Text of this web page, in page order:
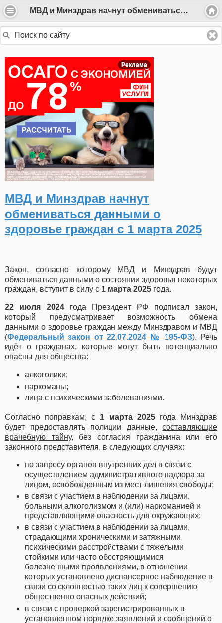
МВД и Минздрав начнут обмениваться данными о здоровье граждан с 1 марта 2025
Реклама
МВД и Минздрав начнут
обмениваться данными о
здоровье граждан с 1 марта 2025
Закон, согласно которому МВД и Минздрав будут
обмениваться данными о состоянии здоровья некоторых
граждан, вступит в силу с 1 марта 2025 года.
22 июля 2024года Президент РФ подписал закон,
который предусматривает возможность обмена
данными о здоровье граждан между Минздравом и МВД
(Федеральный закон от 22.07.2024 № 195-ФЗ). Речь
идёт о гражданах, которые могут быть потенциально
опасны для общества:
алкоголики;
наркоманы;
лица с психическими заболеваниями.
Согласно поправкам, с 1 марта 2025года Минздрав
будет предоставлять полиции данные, составляющие
врачебную тайну, без согласия гражданина или его
законного представителя, в следующих случаях:
по запросу органов внутренних дел в связи с
осуществлением административного надзора за
лицом, освобожденным из мест лишения свободы;
в связи с участием в наблюдении за лицами,
больными алкоголизмом и (или) наркоманией и
представляющими опасность для окружающих;
в связи с участием в наблюдении за лицами,
страдающими хроническими и затяжными
психическими расстройствами с тяжелыми
стойкими или часто обостряющимися
болезненными проявлениями, в отношении
которых установлено диспансерное наблюдение в
связи со склонностью таких лиц к совершению
общественно опасных действий;
в связи с проверкой зарегистрированных в
установленном порядке заявлений и сообщений о